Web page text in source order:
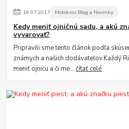
18.07.2017 Motokros Blog a Novinky
Kedy meniť ojničnú sadu, a akú
vyvarovať?
Pripravili sme tento článok podľa
známych a našich dodávateľov.Každý
meniť ojnicu a či me...čítať celé